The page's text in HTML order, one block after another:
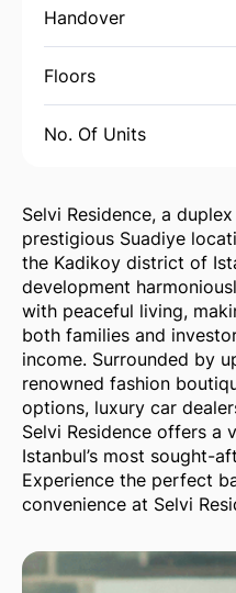
Handover
Floors
No. Of Units
Selvi Residence, a
prestigious Suadiye
the Kadikoy district of
development
with peaceful living,
both families and
income. Surrounded by
renowned fashion
options, luxury car
Selvi Residence offers a
Istanbul’s most sought-
Experience the perfect
convenience at Selvi